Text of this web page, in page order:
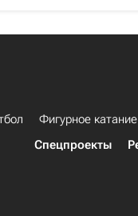
Фигурное катание
Спецпроекты